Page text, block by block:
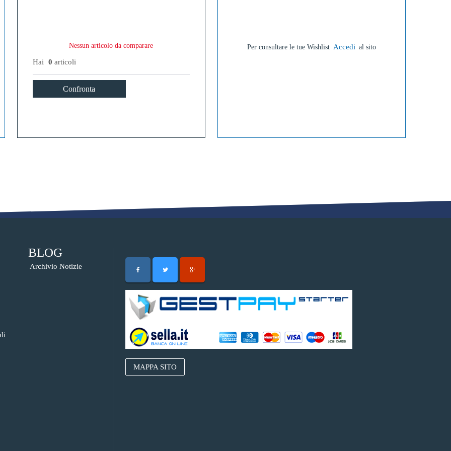
Nessun articolo da comparare
Hai 0 articoli
Confronta
Per consultare le tue Wishlist Accedi al sito
BLOG
Archivio Notizie
MAPPA SITO